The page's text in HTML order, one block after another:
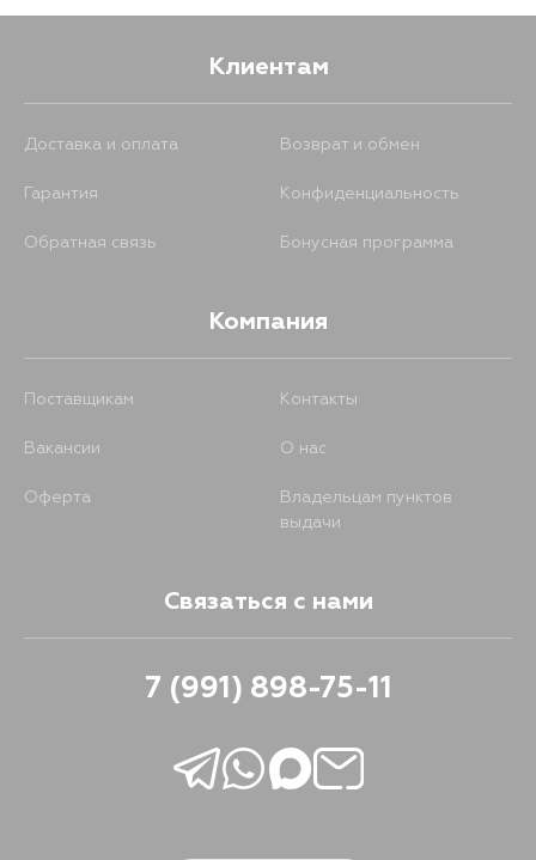
Клиентам
Доставка и оплата Возврат и обмен
Гарантия Конфиденциальность
Обратная связь Бонусная программа
Компания
Поставщикам Контакты
Вакансии О нас
Оферта
Владельцам пунктов
выдачи
Связаться с нами
7 (991) 898-75-11